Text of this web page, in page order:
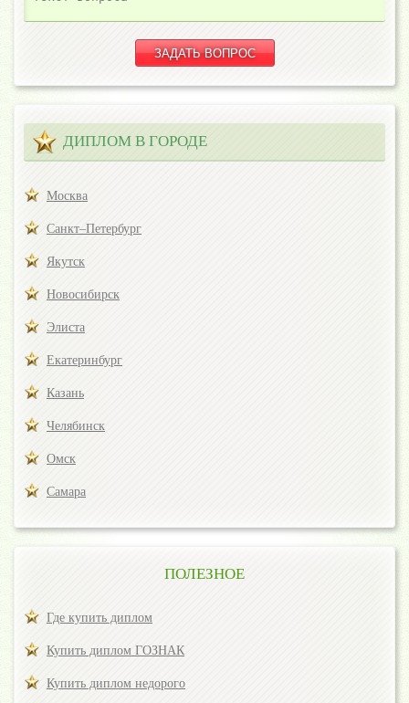
ДИПЛОМ В ГОРОДЕ
Москва
Санкт–Петербург
Якутск
Новосибирск
Элиста
Екатеринбург
Казань
Челябинск
Омск
Самара
ПОЛЕЗНОЕ
Где купить диплом
Купить диплом ГОЗНАК
Купить диплом недорого